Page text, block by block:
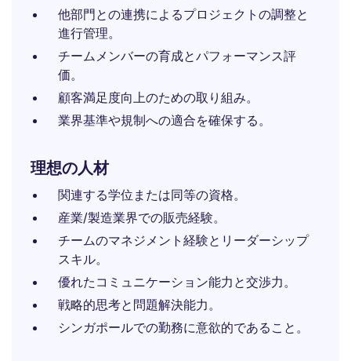
他部門との連携によるプロジェクトの調整と
進行管理。
チームメンバーの育成とパフォーマンス評
価。
顧客満足度向上のための取り組み。
業界基準や規制への適合を確保する。
理想の人材
関連する学位または同等の資格。
産業/製造業界での販売経験。
チームのマネジメント経験とリーダーシップ
スキル。
優れたコミュニケーション能力と交渉力。
戦略的思考と問題解決能力。
シンガポールでの勤務に意欲的であること。